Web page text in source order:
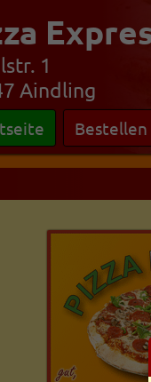
1
Aindling
Bestellen